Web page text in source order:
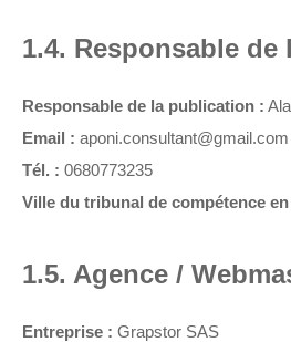
1.4. Responsable
Responsable de la publication :
Email : aponi.consultant@gmail.com
Tél. : 0680773235
Ville du tribunal de compétence
1.5. Agence /
Entreprise : Grapstor SAS